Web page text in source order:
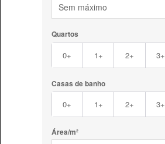
Sem máximo
Quartos
0+ 1+ 2+ 3+
Casas de banho
0+ 1+ 2+ 3+
Área/m²